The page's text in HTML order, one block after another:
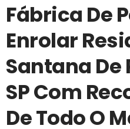
Fábrica De
Enrolar
Santana De
SP Com
De Todo O